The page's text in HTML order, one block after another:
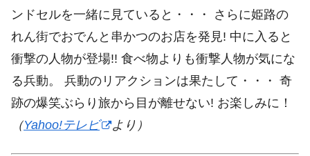
ンドセルを一緒に見ていると・・・ さらに姫路の
れん街でおでんと串かつのお店を発見! 中に入ると
衝撃の人物が登場!! 食べ物よりも衝撃人物が気にな
る兵動。 兵動のリアクションは果たして・・・ 奇
跡の爆笑ぶらり旅から目が離せない! お楽しみに！
（Yahoo!テレビ より）